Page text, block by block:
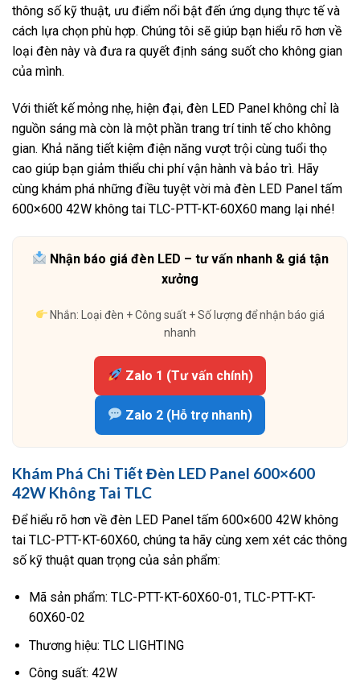
thông số kỹ thuật, ưu điểm nổi bật đến ứng dụng thực tế và
cách lựa chọn phù hợp. Chúng tôi sẽ giúp bạn hiểu rõ hơn về
loại đèn này và đưa ra quyết định sáng suốt cho không gian
của mình.
Với thiết kế mỏng nhẹ, hiện đại, đèn LED Panel không chỉ là
nguồn sáng mà còn là một phần trang trí tinh tế cho không
gian. Khả năng tiết kiệm điện năng vượt trội cùng tuổi thọ
cao giúp bạn giảm thiểu chi phí vận hành và bảo trì. Hãy
cùng khám phá những điều tuyệt vời mà đèn LED Panel tấm
600×600 42W không tai TLC-PTT-KT-60X60 mang lại nhé!
Nhận báo giá đèn LED – tư vấn nhanh & giá tận
xưởng
Nhắn: Loại đèn + Công suất + Số lượng để nhận báo giá
nhanh
Zalo 1 (Tư vấn chính)
Zalo 2 (Hỗ trợ nhanh)
Khám Phá Chi Tiết Đèn LED Panel 600×600
42W Không Tai TLC
Để hiểu rõ hơn về đèn LED Panel tấm 600×600 42W không
tai TLC-PTT-KT-60X60, chúng ta hãy cùng xem xét các thông
số kỹ thuật quan trọng của sản phẩm:
Mã sản phẩm: TLC-PTT-KT-60X60-01, TLC-PTT-KT-
60X60-02
Thương hiệu: TLC LIGHTING
Công suất: 42W